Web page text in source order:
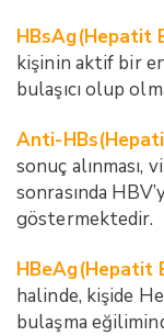
HBsAg(Hepatit
kişinin aktif bir
bulaşıcı olup
Anti-
sonuç alınması,
sonrasında
göstermektedir.
halinde, kişide
bulaşma